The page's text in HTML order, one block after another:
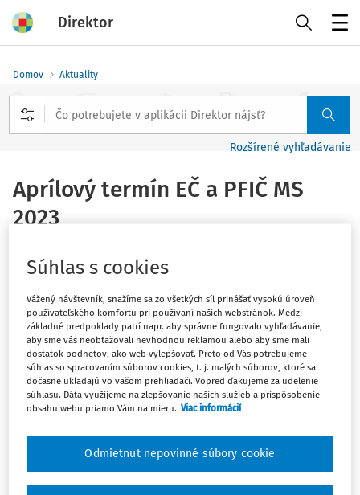
Direktor
Domov Aktuality
Rozšírené vyhľadávanie
Aprílový termín EČ a PFIČ MS
2023
1 minúta čítania
Aprílový(náhradný) termín EČ a PFIČ MSsa uskutoční
až 5. apríla 2023na vybraných stredných školách.
Zoznam škôl, na ktorých sa uskutoční NT EČ a PFIČ MS a
harmonogram NT -TU.
Na aprílovom termíne EČ a PFIČ MS sa môžu zúčastniť
v školskom roku 2022/2023 bez ohľadu na to, či mali
podľa § 89, odsek 2 školského zákonav platnom znení.
Súhlas s cookies
Vážený návštevník, snažíme sa zo všetkých síl prinášať vysokú úroveň
používateľského komfortu pri používaní našich webstránok. Medzi
základné predpoklady patrí napr. aby správne fungovalo vyhľadávanie,
aby sme vás neobťažovali nevhodnou reklamou alebo aby sme mali
dostatok podnetov, ako web vylepšovať. Preto od Vás potrebujeme
súhlas so spracovaním súborov cookies, t. j. malých súborov, ktoré sa
dočasne ukladajú vo vašom prehliadači. Vopred ďakujeme za udelenie
súhlasu. Dáta využijeme na zlepšovanie našich služieb a prispôsobenie
obsahu webu priamo Vám na mieru. Viac informácií
Odmietnut nepovinné súbory cookie